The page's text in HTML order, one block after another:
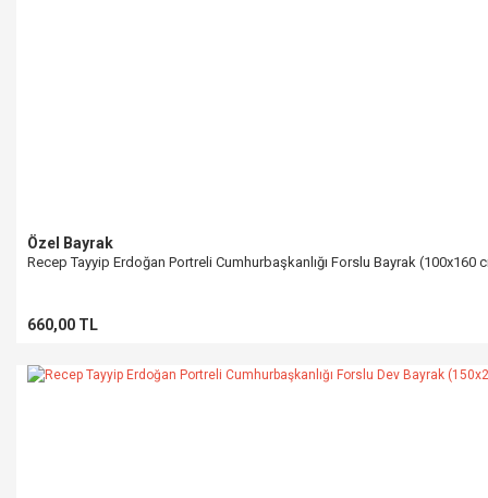
Özel Bayrak
Recep Tayyip Erdoğan Portreli Cumhurbaşkanlığı Forslu Bayrak (100x160
660,00 TL